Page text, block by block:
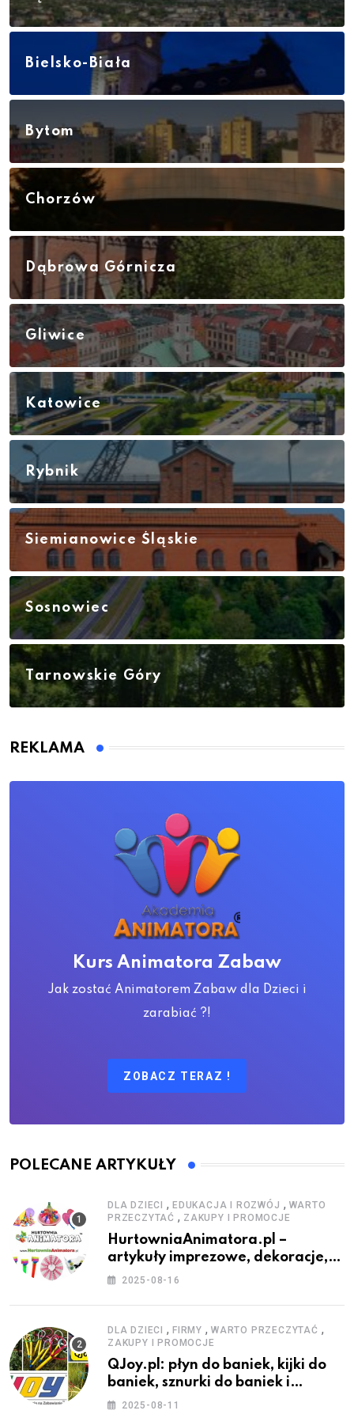
Bielsko-Biała
Bytom
Chorzów
Dąbrowa Górnicza
Gliwice
Katowice
Rybnik
Siemianowice Śląskie
Sosnowiec
Tarnowskie Góry
REKLAMA
Kurs Animatora Zabaw
Jak zostać Animatorem Zabaw dla Dzieci i
zarabiać ?!
ZOBACZ TERAZ !
POLECANE ARTYKUŁY
DLA DZIECI , EDUKACJA I ROZWÓJ , WARTO
PRZECZYTAĆ , ZAKUPY I PROMOCJE
HurtowniaAnimatora.pl –
artykuły imprezowe, dekoracje,
stroje i akcesoria dla animatorów
2025-08-16
DLA DZIECI , FIRMY , WARTO PRZECZYTAĆ ,
ZAKUPY I PROMOCJE
QJoy.pl: płyn do baniek, kijki do
baniek, sznurki do baniek i
zestawy do baniek
2025-08-11